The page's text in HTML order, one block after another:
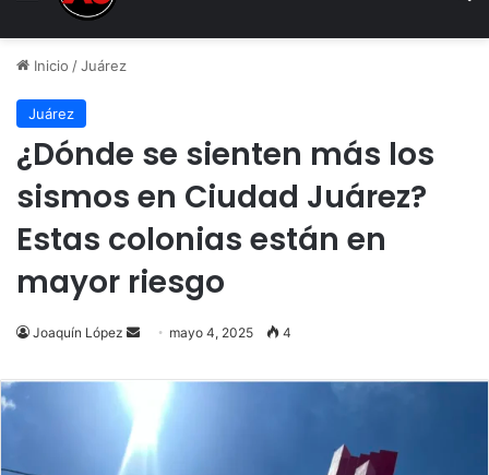
Inicio /Juárez
Juárez
¿Dónde se sienten más los
sismos en Ciudad Juárez?
Estas colonias están en
mayor riesgo
Joaquín López
Send
email
mayo 4, 2025 4